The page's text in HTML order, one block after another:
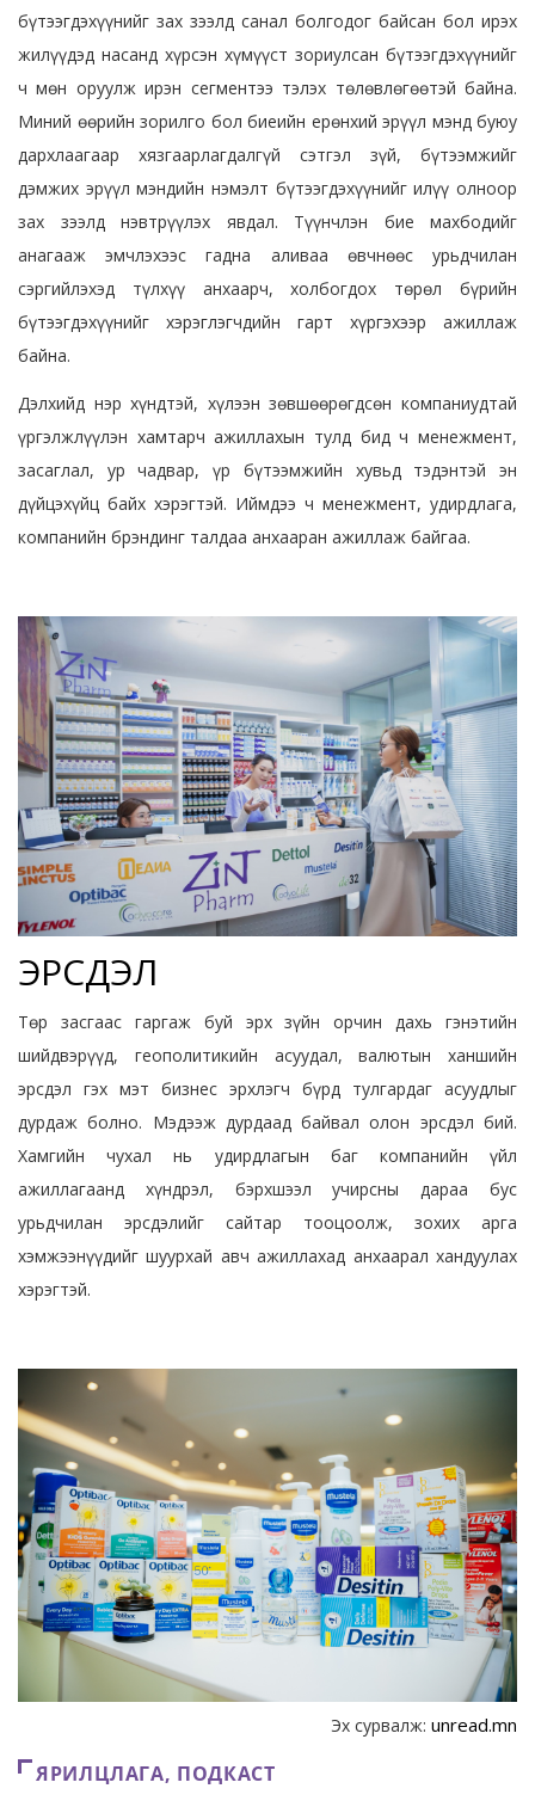
бүтээгдэхүүнийг зах зээлд санал болгодог байсан бол ирэх
жилүүдэд насанд хүрсэн хүмүүст зориулсан бүтээгдэхүүнийг
ч мөн оруулж ирэн сегментээ тэлэх төлөвлөгөөтэй байна.
Миний өөрийн зорилго бол биеийн ерөнхий эрүүл мэнд буюу
дархлаагаар хязгаарлагдалгүй сэтгэл зүй, бүтээмжийг
дэмжих эрүүл мэндийн нэмэлт бүтээгдэхүүнийг илүү олноор
зах зээлд нэвтрүүлэх явдал. Түүнчлэн бие махбодийг
анагааж эмчлэхээс гадна аливаа өвчнөөс урьдчилан
сэргийлэхэд түлхүү анхаарч, холбогдох төрөл бүрийн
бүтээгдэхүүнийг хэрэглэгчдийн гарт хүргэхээр ажиллаж
байна.
Дэлхийд нэр хүндтэй, хүлээн зөвшөөрөгдсөн компаниудтай
үргэлжлүүлэн хамтарч ажиллахын тулд бид ч менежмент,
засаглал, ур чадвар, үр бүтээмжийн хувьд тэдэнтэй эн
дүйцэхүйц байх хэрэгтэй. Иймдээ ч менежмент, удирдлага,
компанийн брэндинг талдаа анхааран ажиллаж байгаа.
ЭРСДЭЛ
Төр засгаас гаргаж буй эрх зүйн орчин дахь гэнэтийн
шийдвэрүүд, геополитикийн асуудал, валютын ханшийн
эрсдэл гэх мэт бизнес эрхлэгч бүрд тулгардаг асуудлыг
дурдаж болно. Мэдээж дурдаад байвал олон эрсдэл бий.
Хамгийн чухал нь удирдлагын баг компанийн үйл
ажиллагаанд хүндрэл, бэрхшээл учирсны дараа бус
урьдчилан эрсдэлийг сайтар тооцоолж, зохих арга
хэмжээнүүдийг шуурхай авч ажиллахад анхаарал хандуулах
хэрэгтэй.
Эх сурвалж: unread.mn
ЯРИЛЦЛАГА, ПОДКАСТ